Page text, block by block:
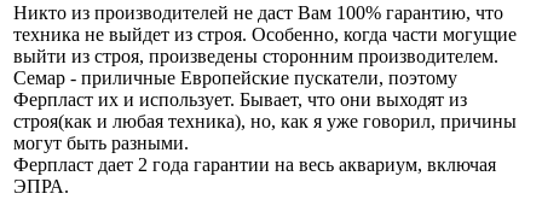
Никто из производителей не даст Вам 100% гарантию, что
техника не выйдет из строя. Особенно, когда части могущие
выйти из строя, произведены сторонним производителем.
Семар - приличные Европейские пускатели, поэтому
Ферпласт их и использует. Бывает, что они выходят из
строя(как и любая техника), но, как я уже говорил, причины
могут быть разными.
Ферпласт дает 2 года гарантии на весь аквариум, включая
ЭПРА.